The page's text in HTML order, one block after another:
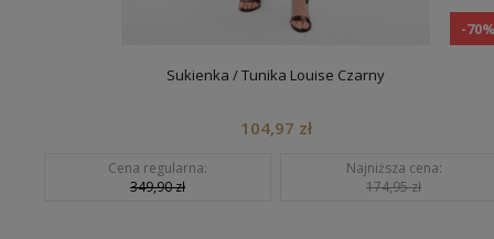
-
Sukienka / Tunika Louise Czarny
104,97 zł
Cena regularna:
349,90 zł
Najniższa cena:
174,95 zł